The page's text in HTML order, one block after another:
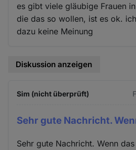
es gibt viele gläubige Frauen
die das so wollen, ist es ok.
dazu keine Meinung
Diskussion anzeigen
Sim (nicht überprüft)
Sehr gute Nachricht.
Sehr gute Nachricht. Wenn